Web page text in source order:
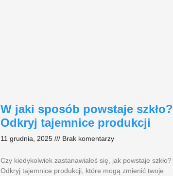
W jaki sposób powstaje szkło?
Odkryj tajemnice produkcji
11 grudnia, 2025 Brak komentarzy
Czy kiedykolwiek zastanawiałeś się, jak powstaje szkło?
Odkryj tajemnice produkcji, które mogą zmienić twoje